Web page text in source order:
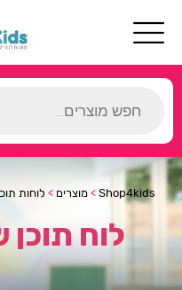
search
Shop4kids
> מוצרים > לוחות
לוח תוכן